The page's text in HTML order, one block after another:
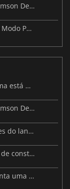
Pearl Abyss revela imagens de jogo de Crimson Desert para a PS5
A atualização da Nintendo Switch 2 traz o Modo Portátil aos jogos mais antigos da Switch
GTA VI: Para além dos atrasos, a obra-prima está quase a chegar
Pearl Abyss revela imagens de jogo de Crimson Desert para a PS5
A controvérsia atinge Crimson Desert antes do lançamento
Subnautica 2 apresenta um novo sistema de construção de bases
O primeiro DLC de Borderlands 4 acrescenta uma nova personagem e muito mais